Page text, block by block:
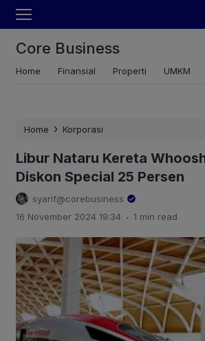
Core Business
Home Finansial Properti UMKM
Home › Korporasi
Libur Nataru Kereta
Diskon Special 25 Persen
syarif@corebusiness
16 November 2024 19:34 . 1 min read